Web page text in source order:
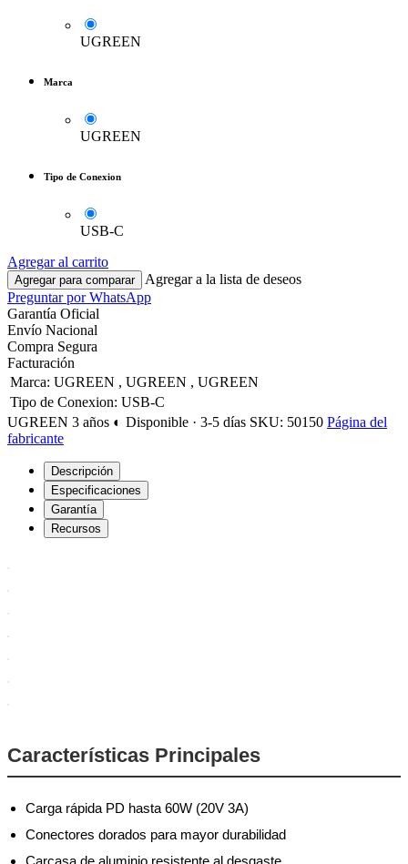
UGREEN
Marca
UGREEN
Tipo de Conexion
USB-C
Agregar al carrito
Agregar para comparar
Agregar a la lista de deseos
Preguntar por WhatsApp
Garantía Oficial
Envío Nacional
Compra Segura
Facturación
Marca: UGREEN , UGREEN , UGREEN
Tipo de Conexion: USB-C
UGREEN 3 años ◐ Disponible · 3-5 días SKU: 50150 Página del
fabricante
Descripción
Especificaciones
Garantía
Recursos
Características Principales
Carga rápida PD hasta 60W (20V 3A)
Conectores dorados para mayor durabilidad
Carcasa de aluminio resistente al desgaste